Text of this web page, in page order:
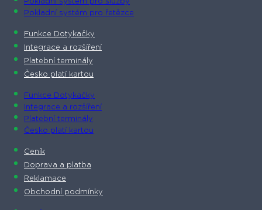
Pokladní systém pro služby
Pokladní systém pro řetězce
Funkce Dotykačky
Integrace a rozšíření
Platební terminály
Česko platí kartou
Funkce Dotykačky
Integrace a rozšíření
Platební terminály
Česko platí kartou
Ceník
Doprava a platba
Reklamace
Obchodní podmínky